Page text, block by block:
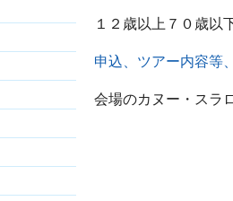
１２歳以上７０歳以
申込、ツアー内容等
会場のカヌー・スラ